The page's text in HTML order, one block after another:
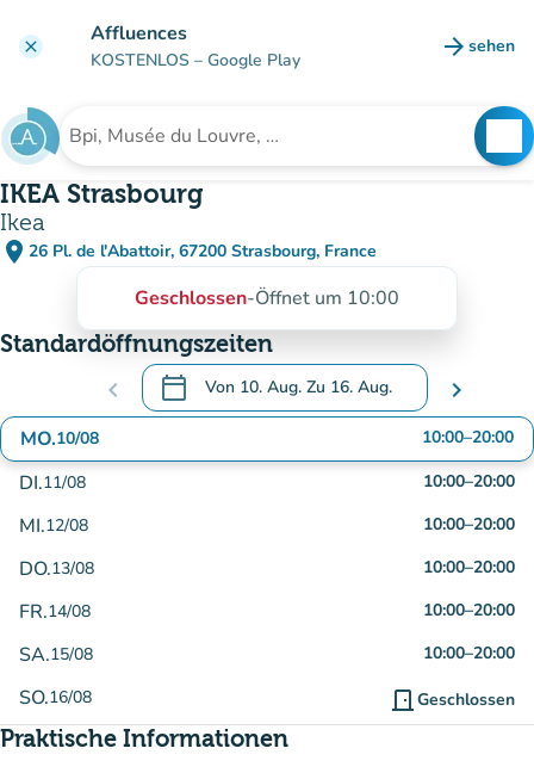
clear Affluences
KOSTENLOS – Google Play arrow_forward sehen
(new
Suche nach einer Einrichtung
IKEA Strasbourg
Ikea
place 26 Pl. de l'Abattoir, 67200 Strasbourg, France
(in Google Maps öffnen)
(new tab)
Geschlossen-Öffnet um 10:00
Standardöffnungszeiten
chevron_left calendar_today Von 10. Aug. Zu 16. Aug.
.Öffnen Sie den Kalender, um Daten zu
chevron_right
MO.10/08 10:00–20:00
DI.11/08 10:00–20:00
MI.12/08 10:00–20:00
DO.13/08 10:00–20:00
FR.14/08 10:00–20:00
SA.15/08 10:00–20:00
SO.16/08 door_front Geschlossen
Praktische Informationen